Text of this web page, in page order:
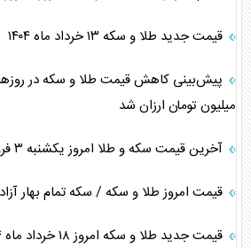
قیمت جدید طلا و سکه ۱۳ خرداد ماه ۱۴۰۴
میلیون تومان ارزان شد
آخرین قیمت سکه و طلا امروز یکشنبه ۳ فروردین ۱۴۰۴
قیمت امروز طلا و سکه / سکه تمام بهار آزادی